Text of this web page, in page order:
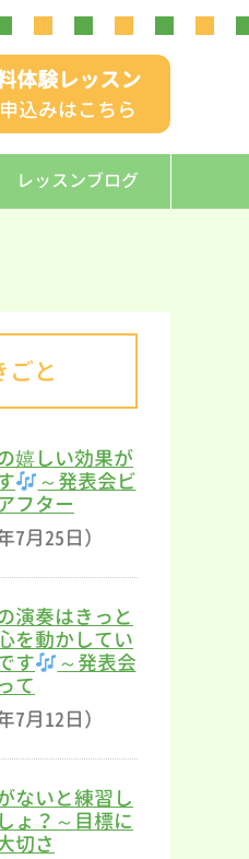
体験レッスン
込みはこちら
レッスンブログ
ごと
嬉しい効果が
～発表会ビ
フター
7月25日）
演奏はきっと
を動かしてい
す
～発表会
て
7月12日）
ないと練習し
ょ？～目標に
切さ